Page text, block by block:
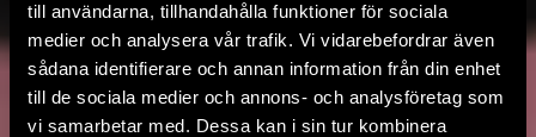
till användarna, tillhandahålla funktioner för sociala
medier och analysera vår trafik. Vi vidarebefordrar även
sådana identifierare och annan information från din enhet
till de sociala medier och annons- och analysföretag som
vi samarbetar med. Dessa kan i sin tur kombinera